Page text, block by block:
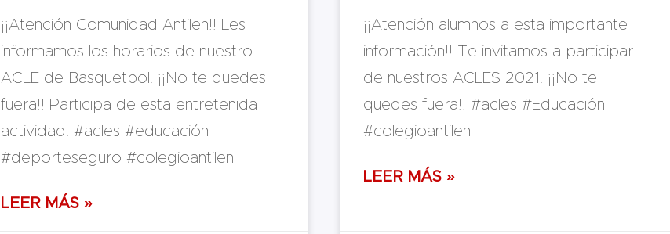
¡¡Atención Comunidad Antilen!! Les
informamos los horarios de nuestro
ACLE de Basquetbol. ¡¡No te quedes
fuera!! Participa de esta entretenida
actividad. #acles #educación
#deporteseguro #colegioantilen
LEER MÁS »
¡¡Atención alumnos a esta importante
información!! Te invitamos a participar
de nuestros ACLES 2021. ¡¡No te
quedes fuera!! #acles #Educación
#colegioantilen
LEER MÁS »